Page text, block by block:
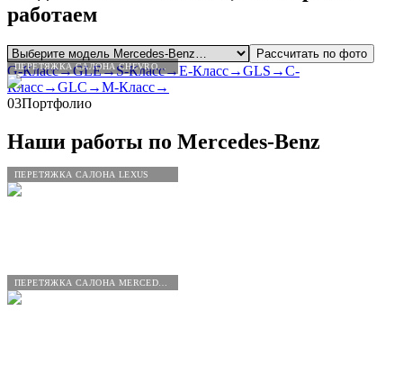
ПЕРЕТЯЖКА САЛОНА LEXUS
работаем
Рассчитать по фото
G-Класс→GLE→S-Класс→E-Класс→GLS →C-
Класс→GLC →M-Класс→
03Портфолио
Наши работы по Mercedes-Benz